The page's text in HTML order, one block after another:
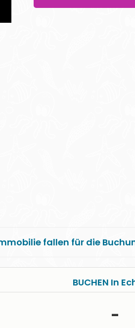
fallen für die
BUCHEN In
-